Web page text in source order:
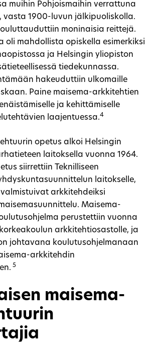
muihin Pohjoismaihin verrattuna
vasta 1900-luvun jälkipuoliskolla.
moninaisia reittejä.
oli mahdollista opiskella esimerkiksi
ja Helsingin yliopiston
tiedekunnassa.
hakeuduttiin ulkomaille
Paine maisema-arkkitehtien
ja kehittämiselle
laajentuessa.4
opetus alkoi Helsingin
laitoksella vuonna 1964.
siirrettiin Teknilliseen
laitokselle,
arkkitehdeiksi
Maisema-
perustettiin vuonna
arkkitehtiosastolle, ja
johtavana koulutusohjelmanaan
arkkitehdin
5
maisema-